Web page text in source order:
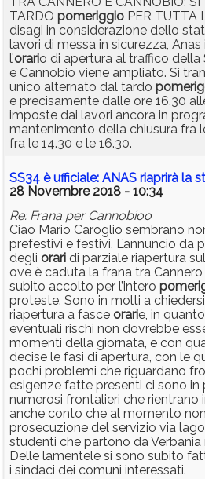
TARDO pomeriggio PER TUTTA
disagi in considerazione dello
lavori di messa in sicurezza,
l’orario di apertura al traffico della
e Cannobio viene ampliato. Si
unico alternato dal tardo
e precisamente dalle ore 16.30
imposte dai lavori ancora in
mantenimento della chiusura fra
fra le 14.30 e le 16.30.
SS34 è ufficiale: ANAS riaprirà la
28 Novembre 2018 - 10:34
Re: Frana per Cannobioo
Ciao Mario Caroglio sembrano
prefestivi e festivi. L’annuncio da
degli orari di parziale riapertura
ove è caduta la frana tra
subito accolto per l’intero
proteste. Sono in molti a
riapertura a fasce orarie, in
eventuali rischi non dovrebbe
momenti della giornata, e con
decise le fasi di apertura, con le
pochi problemi che riguardano
esigenze fatte presenti ci sono in
numerosi frontalieri che rientrano
anche conto che al momento
prosecuzione del servizio via
studenti che partono da Verbania
Delle lamentele si sono subito
i sindaci dei comuni interessati.